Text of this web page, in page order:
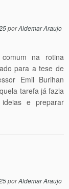
porAldemar Araujo
na rotina
para a tese de
Emil Burihan
tarefa já fazia
e preparar
porAldemar Araujo